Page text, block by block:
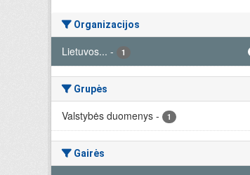
Organizacijos
Lietuvos... - 1
Grupės
Valstybės duomenys - 1
Gairės